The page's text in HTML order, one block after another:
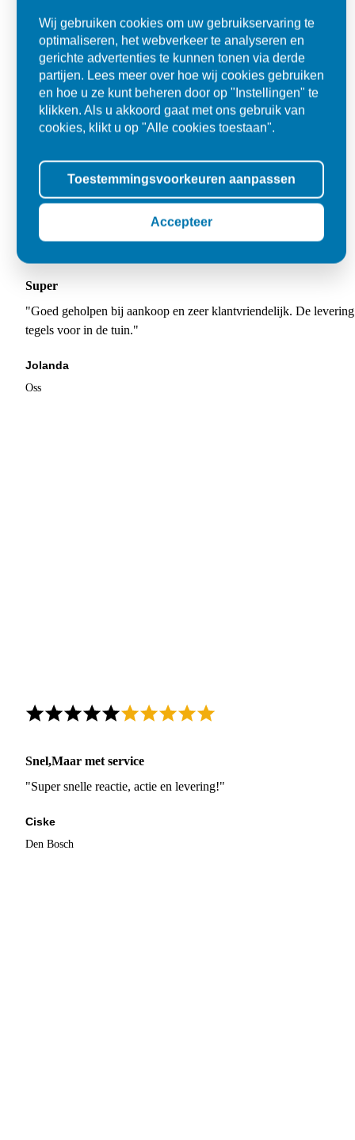
Super
"Goed geholpen bij aankoop en zeer klantvriendelijk. De
tegels voor in de tuin."
Jolanda
Oss
Snel,Maar met service
"Super snelle reactie, actie en levering!"
Ciske
Den Bosch
Wij gebruiken cookies om uw gebruikservaring te
optimaliseren, het webverkeer te analyseren en
gerichte advertenties te kunnen tonen via derde
partijen. Lees meer over hoe wij cookies gebruiken
en hoe u ze kunt beheren door op "Instellingen" te
klikken. Als u akkoord gaat met ons gebruik van
cookies, klikt u op "Alle cookies toestaan".
Toestemmingsvoorkeuren aanpassen
Accepteer